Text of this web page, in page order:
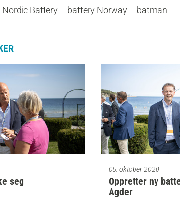
Nordic Battery battery Norway batman
seg
05. oktober 2020
Oppretter ny
Agder